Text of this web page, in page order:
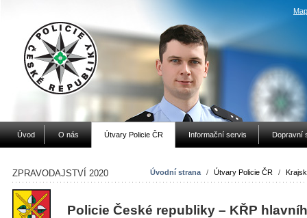
Úvod O nás Útvary Policie ČR Informační servis Dopravní
Úvodní strana / Útvary Policie ČR /
ZPRAVODAJSTVÍ 2020
Policie České republiky – KŘP